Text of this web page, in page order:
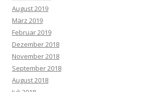
August 2019
März 2019
Februar 2019
Dezember 2018
November 2018
September 2018
August 2018